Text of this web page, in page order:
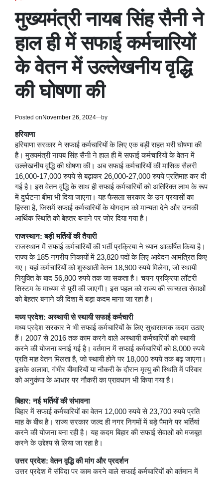
मुख्यमंत्री नायब सिंह सैनी ने
हाल ही में सफाई कर्मचारियों
के वेतन में उल्लेखनीय वृद्धि
की घोषणा की
Posted onNovember 26, 2024 by
हरियाणा
हरियाणा सरकार ने सफाई कर्मचारियों के लिए एक बड़ी राहत भरी घोषणा की
है। मुख्यमंत्री नायब सिंह सैनी ने हाल ही में सफाई कर्मचारियों के वेतन में
उल्लेखनीय वृद्धि की घोषणा की। अब सफाई कर्मचारियों की मासिक सैलरी
16,000-17,000 रुपये से बढ़ाकर 26,000-27,000 रुपये प्रतिमाह कर दी
गई है। इस वेतन वृद्धि के साथ ही सफाई कर्मचारियों को अतिरिक्त लाभ के रूप
में दुर्घटना बीमा भी दिया जाएगा। यह फैसला सरकार के उन प्रयासों का
हिस्सा है, जिसमें सफाई कर्मचारियों के योगदान को मान्यता देने और उनकी
आर्थिक स्थिति को बेहतर बनाने पर जोर दिया गया है।
राजस्थान: बड़ी भर्तियों की तैयारी
राजस्थान में सफाई कर्मचारियों की भर्ती प्रक्रिया ने ध्यान आकर्षित किया है।
राज्य के 185 नगरीय निकायों में 23,820 पदों के लिए आवेदन आमंत्रित किए
गए। यहां कर्मचारियों को शुरुआती वेतन 18,900 रुपये मिलेगा, जो स्थायी
नियुक्ति के बाद 56,800 रुपये तक जा सकता है। चयन प्रक्रिया लॉटरी
सिस्टम के माध्यम से पूरी की जाएगी। इस पहल को राज्य की स्वच्छता सेवाओं
को बेहतर बनाने की दिशा में बड़ा कदम माना जा रहा है।
मध्य प्रदेश: अस्थायी से स्थायी सफाई कर्मचारी
मध्य प्रदेश सरकार ने भी सफाई कर्मचारियों के लिए सुधारात्मक कदम उठाए
हैं। 2007 से 2016 तक काम करने वाले अस्थायी कर्मचारियों को स्थायी
करने की योजना बनाई गई है। वर्तमान में सफाई कर्मचारियों को 8,000 रुपये
प्रति माह वेतन मिलता है, जो स्थायी होने पर 18,000 रुपये तक बढ़ जाएगा।
इसके अलावा, गंभीर बीमारियों या नौकरी के दौरान मृत्यु की स्थिति में परिवार
को अनुकंपा के आधार पर नौकरी का प्रावधान भी किया गया है।
बिहार: नई भर्तियों की संभावना
बिहार में सफाई कर्मचारियों का वेतन 12,000 रुपये से 23,700 रुपये प्रति
माह के बीच है। राज्य सरकार जल्द ही नगर निगमों में बड़े पैमाने पर भर्तियां
करने की योजना बना रही है। यह कदम बिहार की सफाई सेवाओं को मजबूत
करने के उद्देश्य से लिया जा रहा है।
उत्तर प्रदेश: वेतन वृद्धि की मांग और प्रदर्शन
उत्तर प्रदेश में संविदा पर काम करने वाले सफाई कर्मचारियों को वर्तमान में